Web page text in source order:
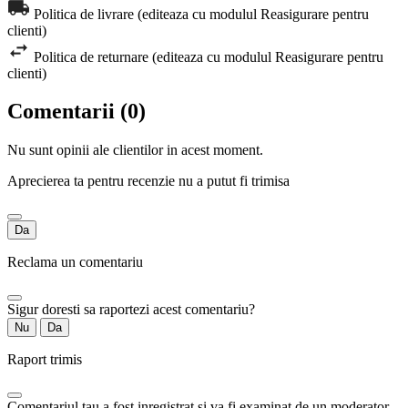
Politica de livrare (editeaza cu modulul Reasigurare pentru
clienti)
Politica de returnare (editeaza cu modulul Reasigurare pentru
clienti)
Comentarii (0)
Nu sunt opinii ale clientilor in acest moment.
Aprecierea ta pentru recenzie nu a putut fi trimisa
Da
Reclama un comentariu
Sigur doresti sa raportezi acest comentariu?
Nu Da
Raport trimis